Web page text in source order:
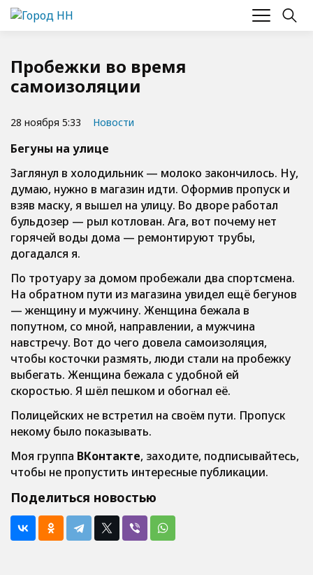
Пробежки во время
самоизоляции
28 ноября 5:33 Новости
Бегуны на улице
Заглянул в холодильник — молоко закончилось. Ну,
думаю, нужно в магазин идти. Оформив пропуск и
взяв маску, я вышел на улицу. Во дворе работал
бульдозер — рыл котлован. Ага, вот почему нет
горячей воды дома — ремонтируют трубы,
догадался я.
По тротуару за домом пробежали два спортсмена.
На обратном пути из магазина увидел ещё бегунов
— женщину и мужчину. Женщина бежала в
попутном, со мной, направлении, а мужчина
навстречу. Вот до чего довела самоизоляция,
чтобы косточки размять, люди стали на пробежку
выбегать. Женщина бежала с удобной ей
скоростью. Я шёл пешком и обогнал её.
Полицейских не встретил на своём пути. Пропуск
некому было показывать.
Моя группа ВКонтакте, заходите, подписывайтесь,
чтобы не пропустить интересные публикации.
Поделиться новостью